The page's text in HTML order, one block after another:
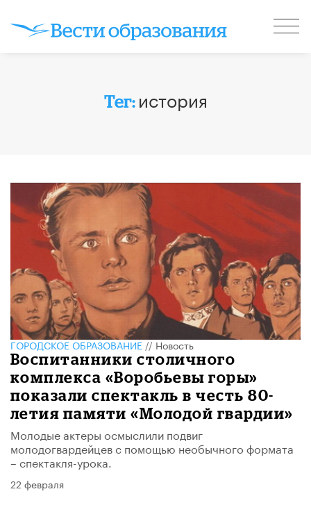
Тег: история
ГОРОДСКОЕ ОБРАЗОВАНИЕ//Новость
Воспитанники столичного
комплекса «Воробьевы горы»
показали спектакль в честь 80-
летия памяти «Молодой гвардии»
Молодые актеры осмыслили подвиг
молодогвардейцев с помощью необычного формата
– спектакля-урока.
22 февраля